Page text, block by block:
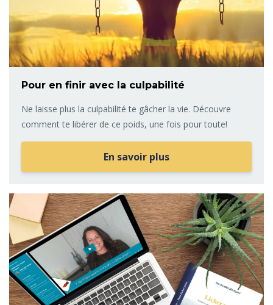
Pour en finir avec la culpabilité
Ne laisse plus la culpabilité te gâcher la vie. Découvre
comment te libérer de ce poids, une fois pour toute!
En savoir plus